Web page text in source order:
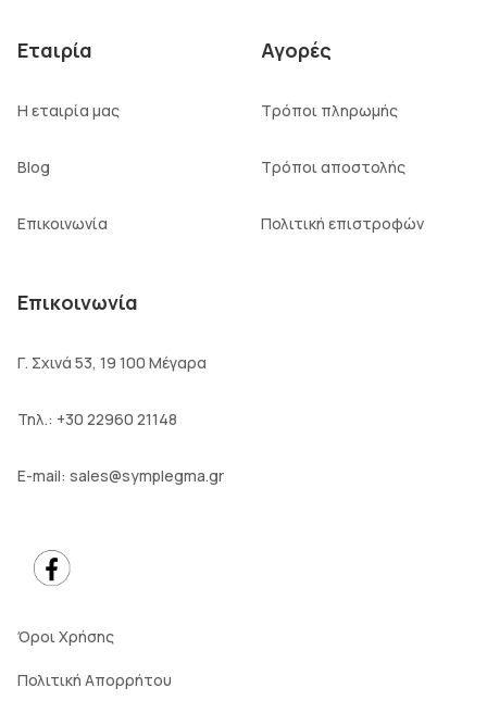
Εταιρία
Η εταιρία μας
Blog
Επικοινωνία
Αγορές
Τρόποι πληρωμής
Τρόποι αποστολής
Πολιτική επιστροφών
Επικοινωνία
Γ. Σχινά 53, 19 100 Μέγαρα
Τηλ.: +30 22960 21148
E-mail: sales@symplegma.gr
Όροι Χρήσης
Πολιτική Απορρήτου